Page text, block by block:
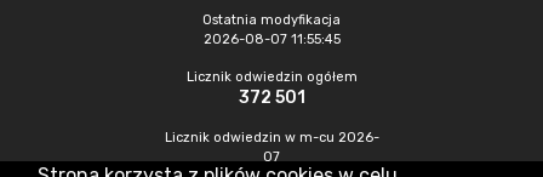
Ostatnia modyfikacja
2026-08-07 11:55:45
Licznik odwiedzin ogółem
372 501
Licznik odwiedzin w m-cu 2026-
07